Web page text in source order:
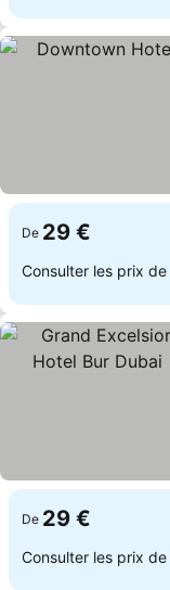
De 29 €
Consulter les prix de
De 29 €
Consulter les prix de